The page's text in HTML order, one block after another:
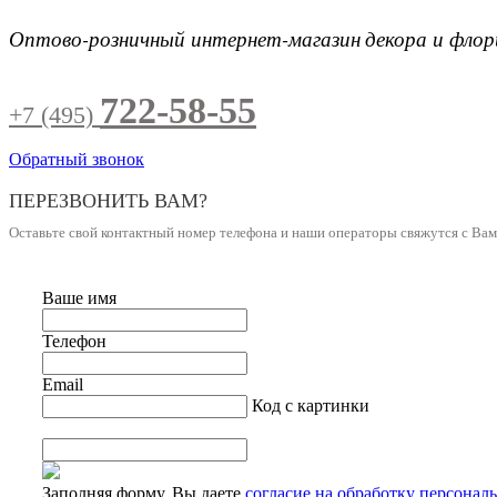
Оптово-розничный интернет-магазиндекора и
+7 (495) 722-58-55
Обратный звонок
ПЕРЕЗВОНИТЬ ВАМ?
Оставьте свой контактный номер телефона и наши операторы свяжутся с
Ваше имя
Телефон
Email
Код с картинки
Заполняя форму, Вы даете согласие на обработку